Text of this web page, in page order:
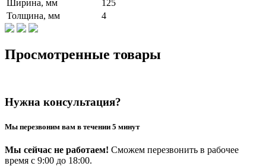
Ширина, мм
125
Толщина, мм
4
Просмотренные товары
Нужна консультация?
Мы перезвоним вам в течении 5 минут
Мы сейчас не работаем! Сможем перезвонить в рабочее
время с 9:00 до 18:00.